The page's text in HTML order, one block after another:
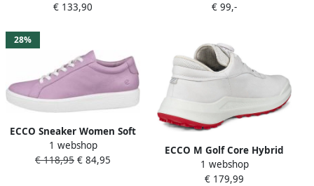
schoen veterschoen in
€ 133,90
schoen veterschoen met
€ 99,-
28%
ECCO Sneaker Women Soft
60 W Lavender Mist
1 webshop
€ 118,95 € 84,95
ECCO M Golf Core Hybrid
BOA Dames Wit Roze
1 webshop
€ 179,99